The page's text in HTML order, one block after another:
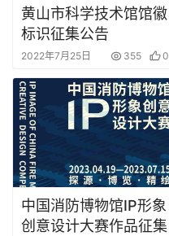
黄山市科学技术馆馆徽
标识征集公告
2022年7月25日 355 0
中国消防博物馆IP形象
创意设计大赛作品征集